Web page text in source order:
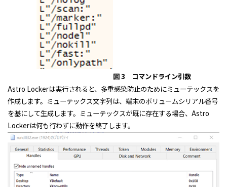
図 3 コマンドライン引数
Astro Lockerは実行されると、多重感染防止のためにミューテックスを
作成します。ミューテックス文字列は、端末のボリュームシリアル番号
を基にして生成します。ミューテックスが既に存在する場合、Astro
Lockerは何も行わずに動作を終了します。